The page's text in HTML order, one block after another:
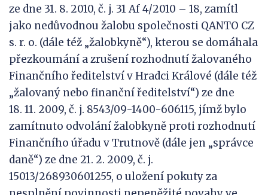
ze dne 31. 8. 2010, č. j. 31 Af 4/2010 – 18, zamítl
jako nedůvodnou žalobu společnosti QANTO CZ
s. r. o. (dále též „žalobkyně“), kterou se domáhala
přezkoumání a zrušení rozhodnutí žalovaného
Finančního ředitelství v Hradci Králové (dále též
„žalovaný nebo finanční ředitelství“) ze dne
18. 11. 2009, č. j. 8543/09-1400-606115, jímž bylo
zamítnuto odvolání žalobkyně proti rozhodnutí
Finančního úřadu v Trutnově (dále jen „správce
daně“) ze dne 21. 2. 2009, č. j.
15013/268930601255, o uložení pokuty za